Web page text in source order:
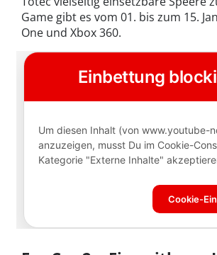
Game gibt es vom 01. bis zum 15.
One und Xbox 360.